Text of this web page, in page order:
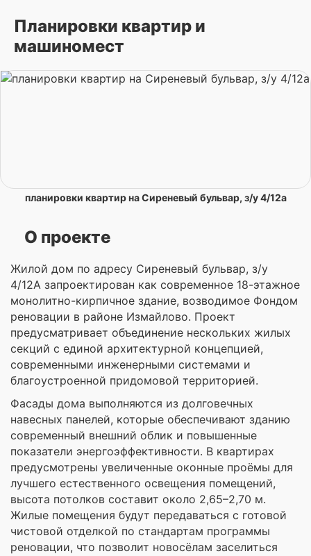
Планировки квартир и
машиномест
планировки квартир на Сиреневый бульвар, з/у 4/12а
О проекте
Жилой дом по адресу Сиреневый бульвар, з/у
4/12А запроектирован как современное 18-этажное
монолитно-кирпичное здание, возводимое Фондом
реновации в районе Измайлово. Проект
предусматривает объединение нескольких жилых
секций с единой архитектурной концепцией,
современными инженерными системами и
благоустроенной придомовой территорией.
Фасады дома выполняются из долговечных
навесных панелей, которые обеспечивают зданию
современный внешний облик и повышенные
показатели энергоэффективности. В квартирах
предусмотрены увеличенные оконные проёмы для
лучшего естественного освещения помещений,
высота потолков составит около 2,65–2,70 м.
Жилые помещения будут передаваться с готовой
чистовой отделкой по стандартам программы
реновации, что позволит новосёлам заселиться